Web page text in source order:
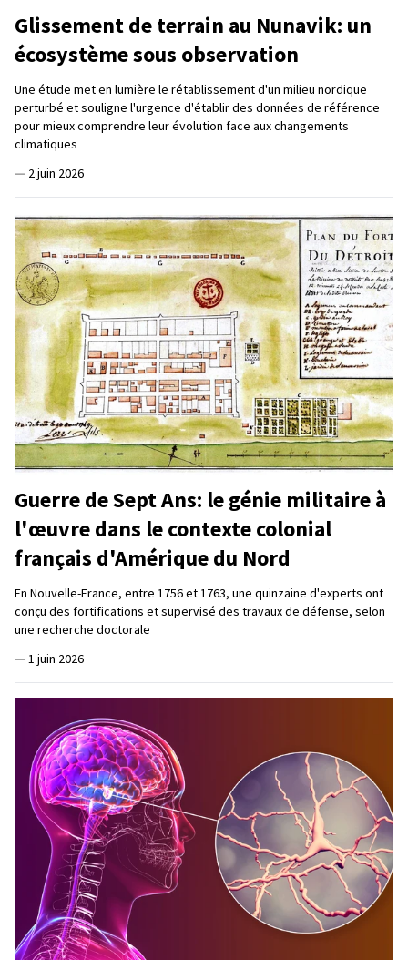
Glissement de terrain au Nunavik: un
écosystème sous observation
Une étude met en lumière le rétablissement d'un milieu nordique
perturbé et souligne l'urgence d'établir des données de référence
pour mieux comprendre leur évolution face aux changements
climatiques
— 2 juin 2026
Guerre de Sept Ans: le génie militaire à
l'œuvre dans le contexte colonial
français d'Amérique du Nord
En Nouvelle-France, entre 1756 et 1763, une quinzaine d'experts ont
conçu des fortifications et supervisé des travaux de défense, selon
une recherche doctorale
— 1 juin 2026